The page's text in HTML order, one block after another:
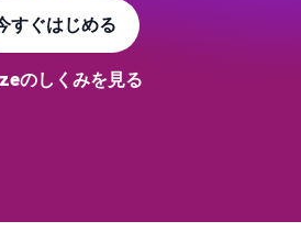
すぐはじめる
のしくみを見る